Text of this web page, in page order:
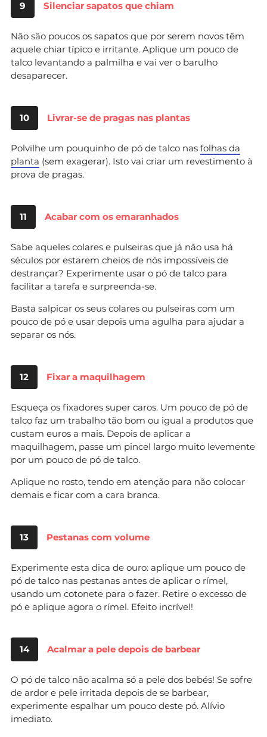
9 Silenciar sapatos que chiam
Não são poucos os sapatos que por serem novos têm
aquele chiar típico e irritante. Aplique um pouco de
talco levantando a palmilha e vai ver o barulho
desaparecer.
10 Livrar-se de pragas nas plantas
Polvilhe um pouquinho de pó de talco nas folhas da
planta (sem exagerar). Isto vai criar um revestimento à
prova de pragas.
11 Acabar com os emaranhados
Sabe aqueles colares e pulseiras que já não usa há
séculos por estarem cheios de nós impossíveis de
destrançar? Experimente usar o pó de talco para
facilitar a tarefa e surpreenda-se.
Basta salpicar os seus colares ou pulseiras com um
pouco de pó e usar depois uma agulha para ajudar a
separar os nós.
12 Fixar a maquilhagem
Esqueça os fixadores super caros. Um pouco de pó de
talco faz um trabalho tão bom ou igual a produtos que
custam euros a mais. Depois de aplicar a
maquilhagem, passe um pincel largo muito levemente
por um pouco de pó de talco.
Aplique no rosto, tendo em atenção para não colocar
demais e ficar com a cara branca.
13 Pestanas com volume
Experimente esta dica de ouro: aplique um pouco de
pó de talco nas pestanas antes de aplicar o rímel,
usando um cotonete para o fazer. Retire o excesso de
pó e aplique agora o rímel. Efeito incrível!
14 Acalmar a pele depois de barbear
O pó de talco não acalma só a pele dos bebés! Se sofre
de ardor e pele irritada depois de se barbear,
experimente espalhar um pouco deste pó. Alívio
imediato.